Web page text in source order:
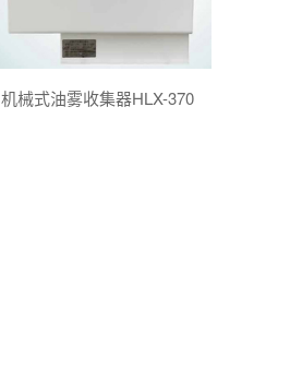
机械式油雾收集器HLX-370